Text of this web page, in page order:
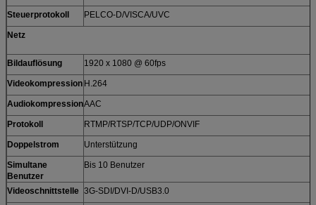
Steuerprotokoll PELCO-D/VISCA/UVC
Netz
Bildauflösung 1920 x 1080 @ 60fps
Videokompression H.264
AudiokompressionAAC
Protokoll RTMP/RTSP/TCP/UDP/ONVIF
Doppelstrom Unterstützung
Simultane
Benutzer
Bis 10 Benutzer
Videoschnittstelle 3G-SDI/DVI-D/USB3.0